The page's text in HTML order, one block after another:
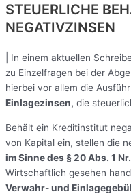
STEUERLICHE
NEGATIVZINSEN
| In einem aktuellen
zu Einzelfragen bei der
hierbei vor allem die
Einlagezinsen, die
Behält ein Kreditinstitut
von Kapital ein, stellen die
im Sinne des § 20 Abs. 1
Wirtschaftlich gesehen
Verwahr- und